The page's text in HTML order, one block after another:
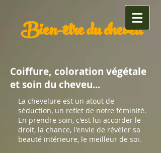
Bien-être du cheveu
Coiffure, coloration végétale
et soin du cheveu...
La chevelure est un atout de
séduction, un reflet de notre féminité.
En prendre soin, c'est lui accorder le
droit, la chance, l'envie de révéler sa
beauté intérieure, le meilleur de soi.